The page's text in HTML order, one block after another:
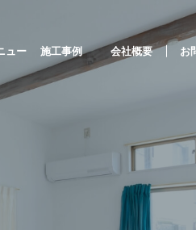
ュー 施工事例 会社概要 お